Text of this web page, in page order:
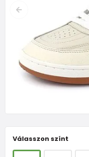
Válasszon színt